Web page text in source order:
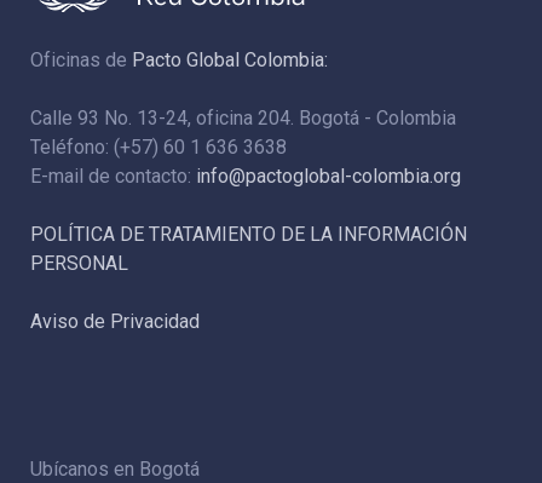
Oficinas de Pacto Global Colombia:
Calle 93 No. 13-24, oficina 204. Bogotá - Colombia
Teléfono: (+57) 60 1 636 3638
E-mail de contacto: info@pactoglobal-colombia.org
POLÍTICA DE TRATAMIENTO DE LA INFORMACIÓN
PERSONAL
Aviso de Privacidad
Ubícanos en Bogotá